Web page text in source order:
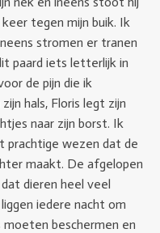
tegen mijn buik. Ik
stromen er tranen
paard iets letterlijk in
de pijn die ik
hals, Floris legt zijn
naar zijn borst. Ik
prachtige wezen dat de
maakt. De afgelopen
dieren heel veel
iedere nacht om
moeten beschermen en